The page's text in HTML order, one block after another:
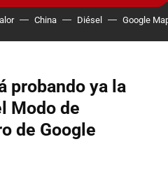
China Diésel Google
probando ya la
Modo de
de Google